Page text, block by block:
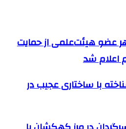
عضو هیئت‌علمی از حمایت
اعلام شد
با ساختاری عجیب در